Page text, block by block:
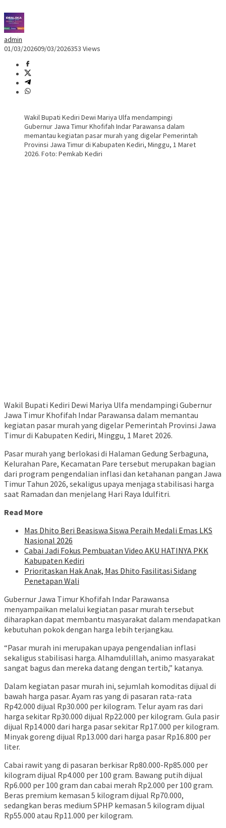
admin
01/03/202609/03/2026353 Views
Wakil Bupati Kediri Dewi Mariya Ulfa mendampingi
Gubernur Jawa Timur Khofifah Indar Parawansa dalam
memantau kegiatan pasar murah yang digelar Pemerintah
Provinsi Jawa Timur di Kabupaten Kediri, Minggu, 1 Maret
2026. Foto: Pemkab Kediri
Wakil Bupati Kediri Dewi Mariya Ulfa mendampingi Gubernur
Jawa Timur Khofifah Indar Parawansa dalam memantau
kegiatan pasar murah yang digelar Pemerintah Provinsi Jawa
Timur di Kabupaten Kediri, Minggu, 1 Maret 2026.
Pasar murah yang berlokasi di Halaman Gedung Serbaguna,
Kelurahan Pare, Kecamatan Pare tersebut merupakan bagian
dari program pengendalian inflasi dan ketahanan pangan Jawa
Timur Tahun 2026, sekaligus upaya menjaga stabilisasi harga
saat Ramadan dan menjelang Hari Raya Idulfitri.
Read More
Mas Dhito Beri Beasiswa Siswa Peraih Medali Emas LKS
Nasional 2026
Cabai Jadi Fokus Pembuatan Video AKU HATINYA PKK
Kabupaten Kediri
Prioritaskan Hak Anak, Mas Dhito Fasilitasi Sidang
Penetapan Wali
Gubernur Jawa Timur Khofifah Indar Parawansa
menyampaikan melalui kegiatan pasar murah tersebut
diharapkan dapat membantu masyarakat dalam mendapatkan
kebutuhan pokok dengan harga lebih terjangkau.
“Pasar murah ini merupakan upaya pengendalian inflasi
sekaligus stabilisasi harga. Alhamdulillah, animo masyarakat
sangat bagus dan mereka datang dengan tertib,” katanya.
Dalam kegiatan pasar murah ini, sejumlah komoditas dijual di
bawah harga pasar. Ayam ras yang di pasaran rata-rata
Rp42.000 dijual Rp30.000 per kilogram. Telur ayam ras dari
harga sekitar Rp30.000 dijual Rp22.000 per kilogram. Gula pasir
dijual Rp14.000 dari harga pasar sekitar Rp17.000 per kilogram.
Minyak goreng dijual Rp13.000 dari harga pasar Rp16.800 per
liter.
Cabai rawit yang di pasaran berkisar Rp80.000-Rp85.000 per
kilogram dijual Rp4.000 per 100 gram. Bawang putih dijual
Rp6.000 per 100 gram dan cabai merah Rp2.000 per 100 gram.
Beras premium kemasan 5 kilogram dijual Rp70.000,
sedangkan beras medium SPHP kemasan 5 kilogram dijual
Rp55.000 atau Rp11.000 per kilogram.